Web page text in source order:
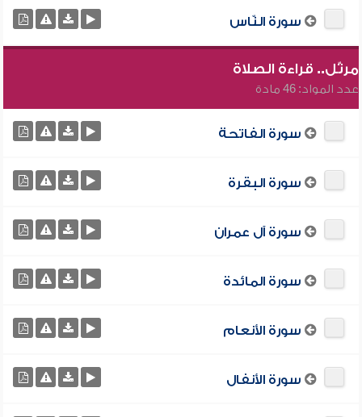
سورة النّاس
مرتّل.. قراءة الصلاة
عدد المواد: 46 مادة
سورة الفاتحة
سورة البقرة
سورة آل عمران
سورة المائدة
سورة الأنعام
سورة الأنفال